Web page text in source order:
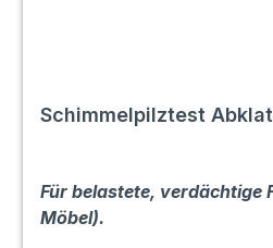
Schimmelpilztest
Für belastete, verdächtige
Möbel).